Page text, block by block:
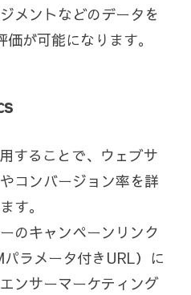
メントなどのデータを
が可能になります。
することで、ウェブサ
コンバージョン率を詳
す。
のキャンペーンリンク
ラメータ付きURL）に
ンサーマーケティング